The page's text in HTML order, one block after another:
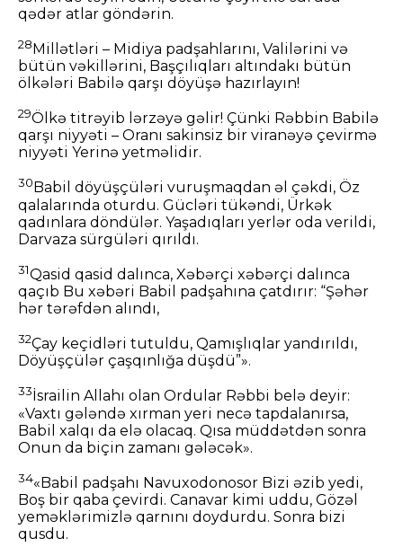
qədər atlar göndərin.
28Millətləri – Midiya padşahlarını, Valilərini və
bütün vəkillərini, Başçılıqları altındakı bütün
ölkələri Babilə qarşı döyüşə hazırlayın!
29Ölkə titrəyib lərzəyə gəlir! Çünki Rəbbin Babilə
qarşı niyyəti – Oranı sakinsiz bir viranəyə çevirmə
niyyəti Yerinə yetməlidir.
30 Babil döyüşçüləri vuruşmaqdan əl çəkdi, Öz
qalalarında oturdu. Gücləri tükəndi, Ürkək
qadınlara döndülər. Yaşadıqları yerlər oda verildi,
Darvaza sürgüləri qırıldı.
31Qasid qasid dalınca, Xəbərçi xəbərçi dalınca
qaçıb Bu xəbəri Babil padşahına çatdırır: “Şəhər
hər tərəfdən alındı,
32Çay keçidləri tutuldu, Qamışlıqlar yandırıldı,
Döyüşçülər çaşqınlığa düşdü”».
33İsrailin Allahı olan Ordular Rəbbi belə deyir:
«Vaxtı gələndə xırman yeri necə tapdalanırsa,
Babil xalqı da elə olacaq. Qısa müddətdən sonra
Onun da biçin zamanı gələcək».
34«Babil padşahı Navuxodonosor Bizi əzib yedi,
Boş bir qaba çevirdi. Canavar kimi uddu, Gözəl
yeməklərimizlə qarnını doydurdu. Sonra bizi
qusdu.